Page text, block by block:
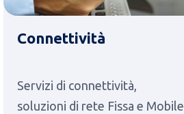
Connettività
Servizi di connettività,
soluzioni di rete Fissa e Mobile